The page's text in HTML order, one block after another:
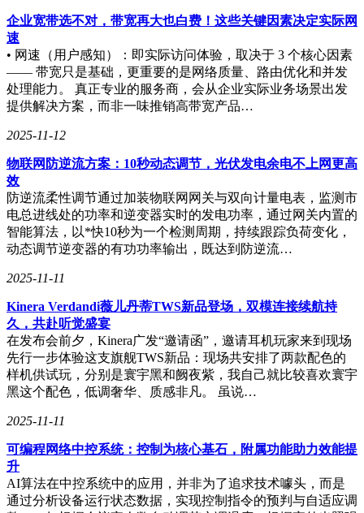
企业宽带选不对，带宽再大也白费！这些关键因素决定实际网
速
• 网速（用户感知）：即实际访问体验，取决于 3 个核心因素
—— 带宽只是基础，更重要的是网络质量、路由优化和并发
处理能力。 真正专业的服务商，会从企业实际业务场景出发
提供解决方案，而非一味推销高带宽产品…
2025-11-12
物联网防逆流方案：10秒动态调节，光伏发电余电不上网更高
效
防逆流柔性调节通过加装物联网网关与双向计量电表，监测市
电总进线处的功率和逆变器实时的发电功率，通过网关内置的
智能算法，以*快10秒为一个检测周期，持续跟踪负荷变化，
动态调节逆变器的有功功率输出，既达到防逆流…
2025-11-11
Kinera Verdandi薇儿丹蒂TWS新品登场，双模连接续航持
久，共赴听觉盛宴
在发布会前夕，Kinera广发“邀请函”，邀请耳机玩家来到现场
先行一步体验这支旗舰TWS新品：现场共安排了两款配色的
样机供试玩，分别是寰宇黑和阙夜紫，我自己就比较喜欢寰宇
黑这个配色，低调奢华、质感非凡。 虽说…
2025-11-11
可编程网络中控系统：控制为核心基石，附属功能助力效能提
升
AI算法在中控系统中的应用，并非为了追求技术噱头，而是
通过分析设备运行状态数据，实现控制指令的预判与自适应调